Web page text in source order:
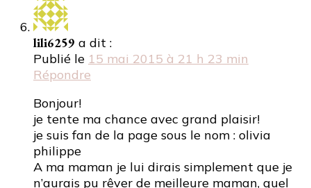
lili6259 a dit :
Publié le 15 mai 2015 à 21 h 23 min
Répondre
Bonjour!
je tente ma chance avec grand plaisir!
je suis fan de la page sous le nom : olivia
philippe
A ma maman je lui dirais simplement que je
n’aurais pu rêver de meilleure maman, quel